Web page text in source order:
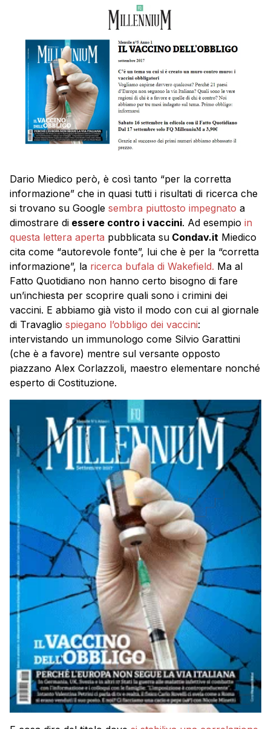
Dario Miedico però, è così tanto “per la corretta
informazione” che in quasi tutti i risultati di ricerca che
si trovano su Google sembra piuttosto impegnato a
dimostrare di essere contro i vaccini. Ad esempio in
questa lettera aperta pubblicata su Condav.it Miedico
cita come “autorevole fonte”, lui che è per la “corretta
informazione”, la ricerca bufala di Wakefield. Ma al
Fatto Quotidiano non hanno certo bisogno di fare
un’inchiesta per scoprire quali sono i crimini dei
vaccini. E abbiamo già visto il modo con cui al giornale
di Travaglio spiegano l’obbligo dei vaccini:
intervistando un immunologo come Silvio Garattini
(che è a favore) mentre sul versante opposto
piazzano Alex Corlazzoli, maestro elementare nonché
esperto di Costituzione.